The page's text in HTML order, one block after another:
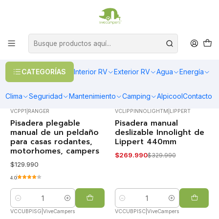
CATEGORÍAS Interior RV Exterior RV Agua Energía
Clima Seguridad Mantenimiento Camping AlpicoolContacto
OFERTAS EN CALEFACCIÓN DIESEL
Pisaderas
FILTROS
VCPP1 RANGER
Pisadera plegable
manual de un peldaño
para casas rodantes,
motorhomes, campers
$129.990
4.0
Cantidad
-18%
OFF
VCLIPPINNOLIGHTM LIPPERT
Pisadera manual
deslizable Innolight de
Lippert 440mm
$269.990$329.990
Cantidad
VCCUBPISG ViveCampers VCCUBPISC| ViveCampers